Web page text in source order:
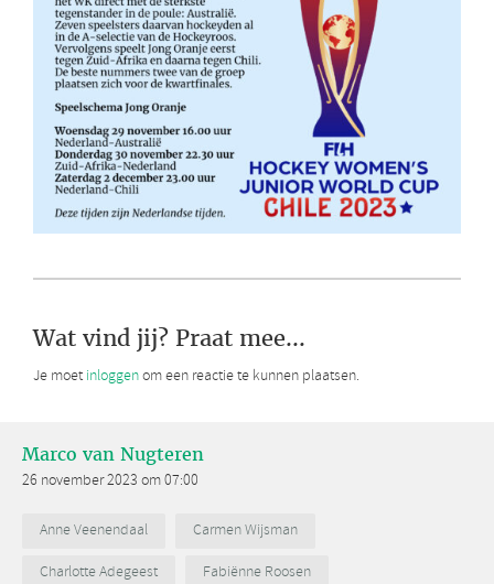
Wat vind jij? Praat mee...
Je moet inloggenom een reactie te kunnen plaatsen.
Marco van Nugteren
26 november 2023 om 07:00
Anne Veenendaal
Carmen Wijsman
Charlotte Adegeest
Fabiënne Roosen